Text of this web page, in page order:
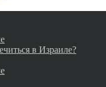
в Израиле?